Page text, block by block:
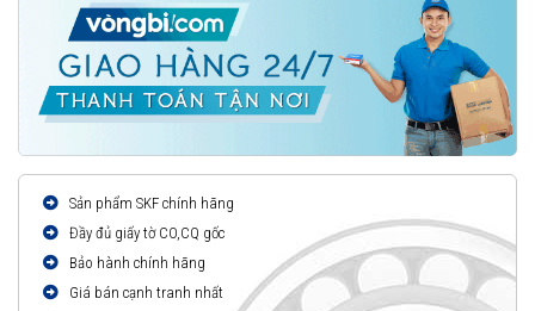
Sản phẩm SKF chính hãng
Đầy đủ giấy tờ CO,CQ gốc
Bảo hành chính hãng
Giá bán cạnh tranh nhất